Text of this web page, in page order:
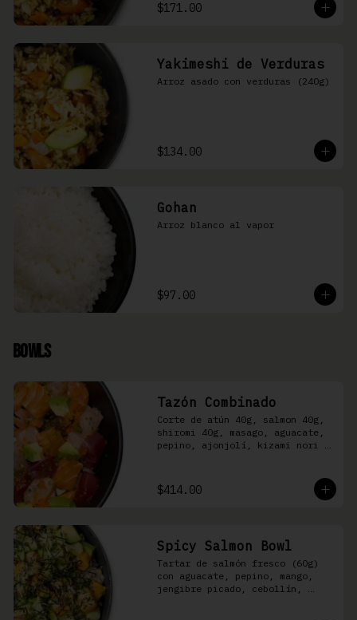
$171.00
Yakimeshi de Verduras
Arroz asado con verduras (240g)
$134.00
Gohan
Arroz blanco al vapor
$97.00
Bowls
Tazón Combinado
Corte de atún 40g, salmon 40g,
shiromi 40g, masago, aguacate,
pepino, ajonjolí, kizami nori y
$414.00
Spicy Salmon Bowl
Tartar de salmón fresco (60g)
con aguacate, pepino, mango,
jengibre picado, cebollín,